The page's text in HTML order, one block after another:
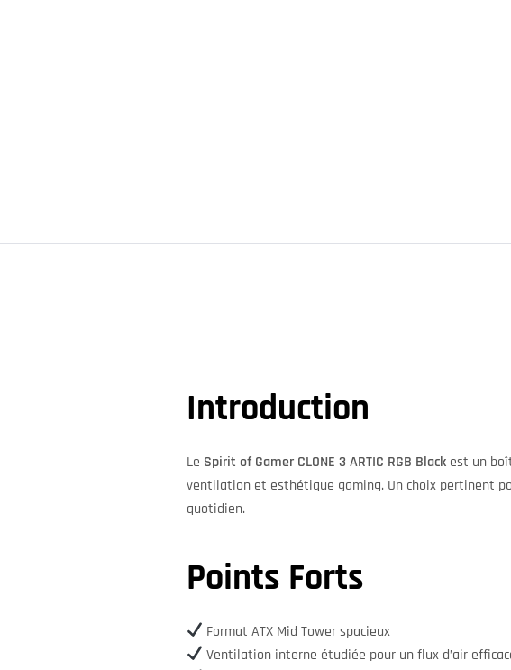
Introduction
Le Spirit of Gamer CLONE 3 ARTIC RGB Black est un
ventilation et esthétique gaming. Un choix pertinent
quotidien.
Points Forts
Format ATX Mid Tower spacieux
Ventilation interne étudiée pour un flux d’air